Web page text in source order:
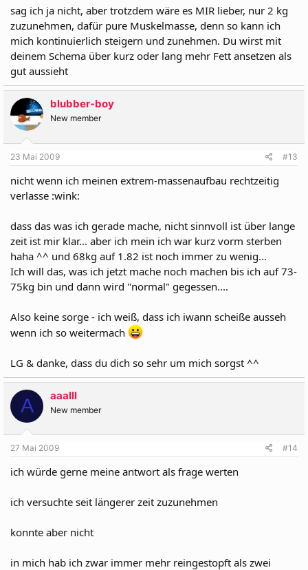
sag ich ja nicht, aber trotzdem wäre es MIR lieber, nur 2 kg
zuzunehmen, dafür pure Muskelmasse, denn so kann ich
mich kontinuierlich steigern und zunehmen. Du wirst mit
deinem Schema über kurz oder lang mehr Fett ansetzen als
gut aussieht
blubber-boy
New member
23 Mai 2009 #13
nicht wenn ich meinen extrem-massenaufbau rechtzeitig
verlasse :wink:
dass das was ich gerade mache, nicht sinnvoll ist über lange
zeit ist mir klar... aber ich mein ich war kurz vorm sterben
haha ^^ und 68kg auf 1.82 ist noch immer zu wenig...
Ich will das, was ich jetzt mache noch machen bis ich auf 73-
75kg bin und dann wird "normal" gegessen....
Also keine sorge - ich weiß, dass ich iwann scheiße ausseh
wenn ich so weitermach
LG & danke, dass du dich so sehr um mich sorgst ^^
A aaalll
New member
27 Mai 2009 #14
ich würde gerne meine antwort als frage werten
ich versuchte seit längerer zeit zuzunehmen
konnte aber nicht
in mich hab ich zwar immer mehr reingestopft als zwei